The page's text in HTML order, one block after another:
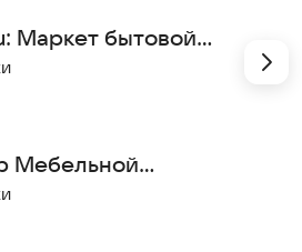
Маркет бытовой
Мебельной